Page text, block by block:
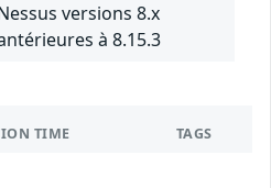
versions 8.x
à 8.15.3
TIME TAGS